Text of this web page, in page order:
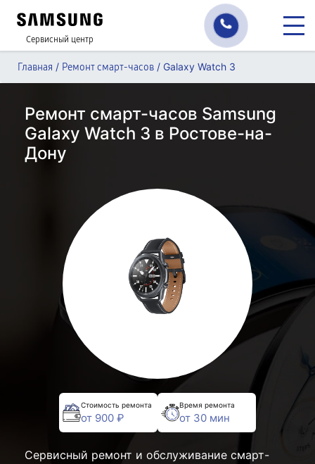
Сервисный центр
Главная / Ремонт смарт-часов / Galaxy Watch 3
Ремонт смарт-часов Samsung
Galaxy Watch 3 в Ростове-на-
Дону
Стоимость ремонта
от 900 ₽
Время ремонта
от 30 мин
Сервисный ремонт и обслуживание смарт-